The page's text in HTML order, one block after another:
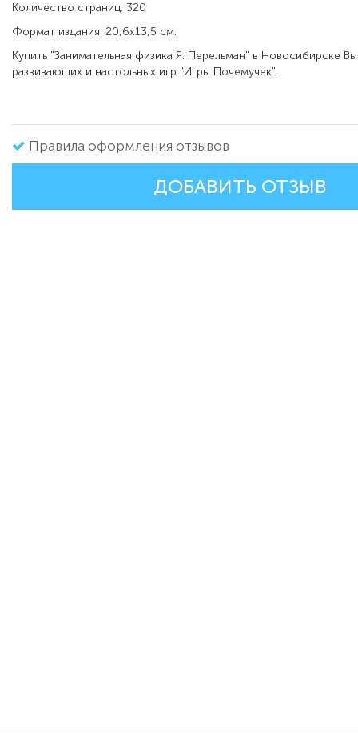
Количество страниц: 320
Формат издания: 20,6х13,5 см.
Купить "Занимательная физика Я. Перельман" в Новосибирске
развивающих и настольных игр "Игры Почемучек".
Правила оформления отзывов
ДОБАВИТЬ ОТЗЫВ